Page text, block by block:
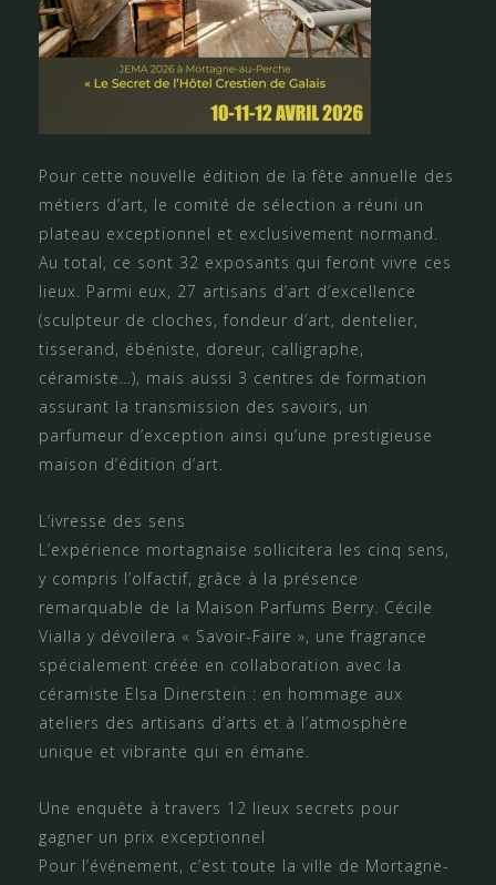
Pour cette nouvelle édition de la fête annuelle des
métiers d’art, le comité de sélection a réuni un
plateau exceptionnel et exclusivement normand.
Au total, ce sont 32 exposants qui feront vivre ces
lieux. Parmi eux, 27 artisans d’art d’excellence
(sculpteur de cloches, fondeur d’art, dentelier,
tisserand, ébéniste, doreur, calligraphe,
céramiste…), mais aussi 3 centres de formation
assurant la transmission des savoirs, un
parfumeur d’exception ainsi qu’une prestigieuse
maison d’édition d’art.
L’ivresse des sens
L’expérience mortagnaise sollicitera les cinq sens,
y compris l’olfactif, grâce à la présence
remarquable de la Maison Parfums Berry. Cécile
Vialla y dévoilera « Savoir-Faire », une fragrance
spécialement créée en collaboration avec la
céramiste Elsa Dinerstein : en hommage aux
ateliers des artisans d’arts et à l’atmosphère
unique et vibrante qui en émane.
Une enquête à travers 12 lieux secrets pour
gagner un prix exceptionnel
Pour l’événement, c’est toute la ville de Mortagne-